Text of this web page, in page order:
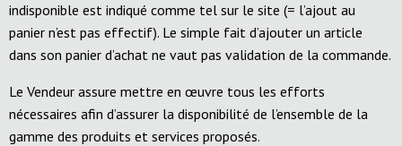
indisponible est indiqué comme tel sur le site (= l’ajout au
panier n’est pas effectif). Le simple fait d’ajouter un article
dans son panier d’achat ne vaut pas validation de la commande.
Le Vendeur assure mettre en œuvre tous les efforts
nécessaires afin d’assurer la disponibilité de l’ensemble de la
gamme des produits et services proposés.